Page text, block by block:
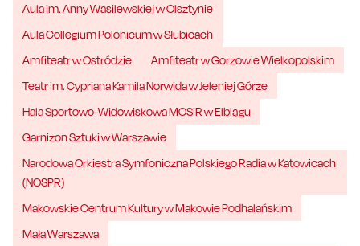
Aula im. Anny Wasilewskiej w Olsztynie
Aula Collegium Polonicum w Słubicach
Amfiteatr w Ostródzie
Amfiteatr w Gorzowie Wielkopolskim
Teatr im. Cypriana Kamila Norwida w Jeleniej Górze
Hala Sportowo-Widowiskowa MOSiR w Elblągu
Garnizon Sztuki w Warszawie
Narodowa Orkiestra Symfoniczna Polskiego Radia w Katowicach
(NOSPR)
Makowskie Centrum Kultury w Makowie Podhalańskim
Mała Warszawa